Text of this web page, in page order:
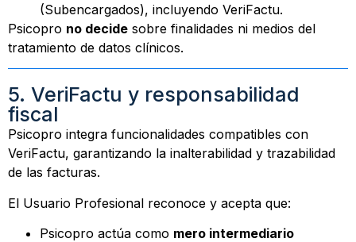
(Subencargados), incluyendo VeriFactu.
Psicopro no decide sobre finalidades ni medios del
tratamiento de datos clínicos.
5. VeriFactu y responsabilidad
fiscal
Psicopro integra funcionalidades compatibles con
VeriFactu, garantizando la inalterabilidad y trazabilidad
de las facturas.
El Usuario Profesional reconoce y acepta que:
Psicopro actúa como mero intermediario